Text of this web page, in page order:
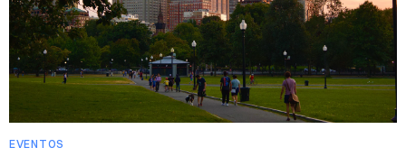
EVENTOS